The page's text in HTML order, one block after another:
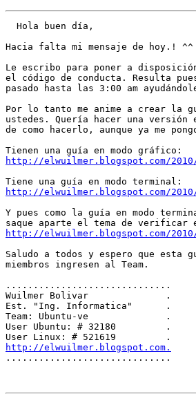
  Hola buen día,
Hacia falta mi mensaje de hoy.! ^^
Le escribo para poner a
el código de conducta. Resulta
pasado hasta las 3:00 am
Por lo tanto me anime a crear la
ustedes. Quería hacer una
de como hacerlo, aunque ya me
http://elwuilmer.blogspot.com/
http://elwuilmer.blogspot.com/
Y pues como la guía en modo
http://elwuilmer.blogspot.com/
Saludo a todos y espero que esta
miembros ingresen al Team.
..............................
Wuilmer Bolivar              .
Est. "Ing. Informatica"      .
Team: Ubuntu-ve              .
User Ubuntu: # 32180         .
http://elwuilmer.blogspot.com.
..............................